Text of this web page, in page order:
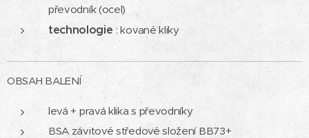
převodník (ocel)
technologie : kované kliky
OBSAH BALENÍ
levá + pravá klika s převodníky
BSA závitové středové složení BB73+